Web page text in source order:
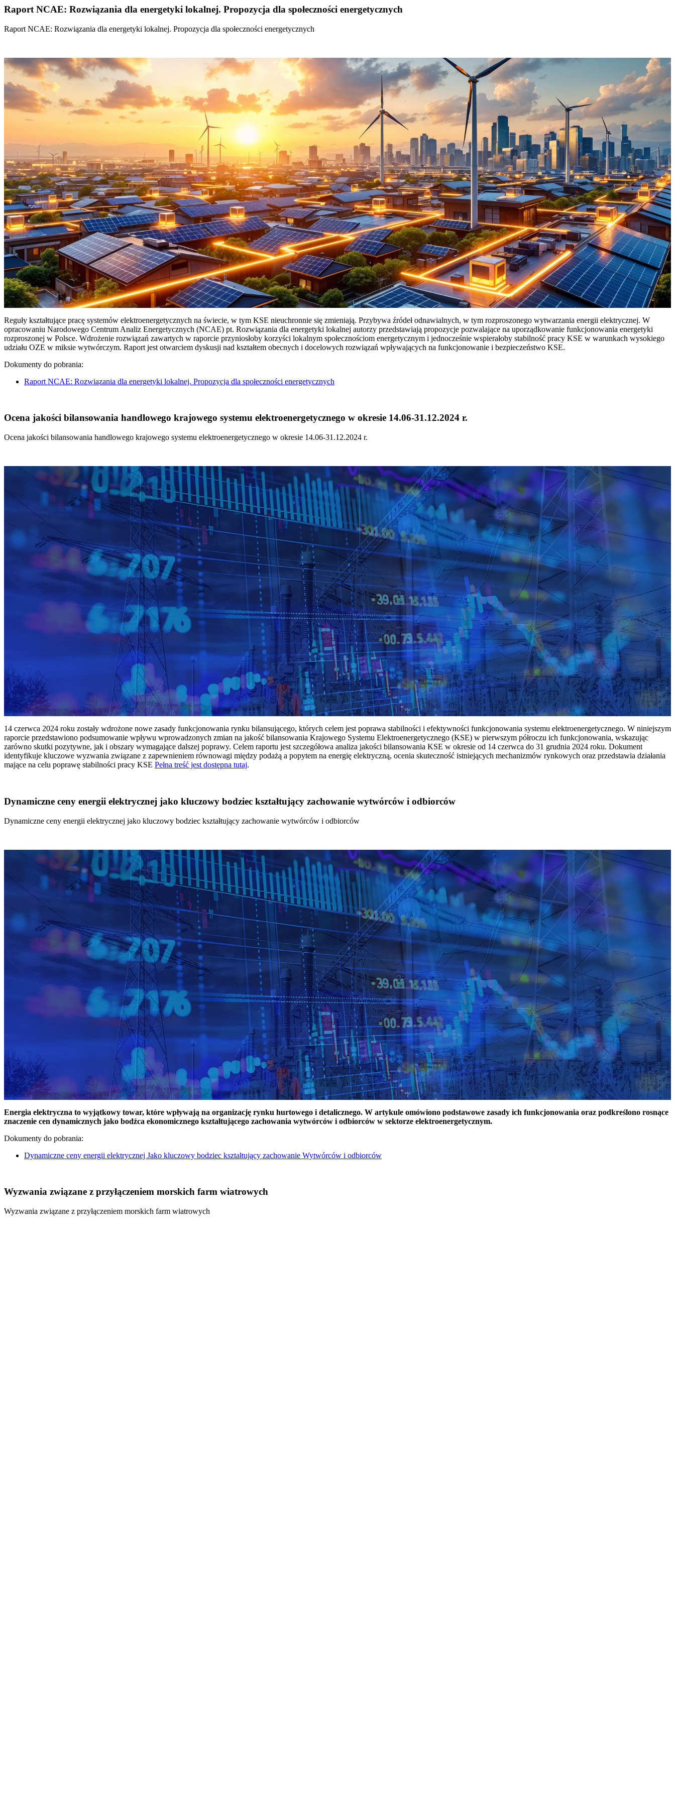
Raport NCAE: Rozwiązania dla energetyki lokalnej. Propozycja dla społeczności energetycznych
Raport NCAE: Rozwiązania dla energetyki lokalnej. Propozycja dla społeczności energetycznych
Reguły kształtujące pracę systemów elektroenergetycznych na świecie, w tym KSE nieuchronnie się zmieniają. Przybywa źródeł odnawialnych, w tym rozproszonego wytwarzania energii elektrycznej. W
opracowaniu Narodowego Centrum Analiz Energetycznych (NCAE) pt. Rozwiązania dla energetyki lokalnej autorzy przedstawiają propozycje pozwalające na uporządkowanie funkcjonowania energetyki
rozproszonej w Polsce. Wdrożenie rozwiązań zawartych w raporcie przyniosłoby korzyści lokalnym społecznościom energetycznym i jednocześnie wspierałoby stabilność pracy KSE w warunkach wysokiego
udziału OZE w miksie wytwórczym. Raport jest otwarciem dyskusji nad kształtem obecnych i docelowych rozwiązań wpływających na funkcjonowanie i bezpieczeństwo KSE.
Dokumenty do pobrania:
Raport NCAE: Rozwiązania dla energetyki lokalnej. Propozycja dla społeczności energetycznych
Ocena jakości bilansowania handlowego krajowego systemu elektroenergetycznego w okresie 14.06-31.12.2024 r.
Ocena jakości bilansowania handlowego krajowego systemu elektroenergetycznego w okresie 14.06-31.12.2024 r.
14 czerwca 2024 roku zostały wdrożone nowe zasady funkcjonowania rynku bilansującego, których celem jest poprawa stabilności i efektywności funkcjonowania systemu elektroenergetycznego. W niniejszym
raporcie przedstawiono podsumowanie wpływu wprowadzonych zmian na jakość bilansowania Krajowego Systemu Elektroenergetycznego (KSE) w pierwszym półroczu ich funkcjonowania, wskazując
zarówno skutki pozytywne, jak i obszary wymagające dalszej poprawy. Celem raportu jest szczegółowa analiza jakości bilansowania KSE w okresie od 14 czerwca do 31 grudnia 2024 roku. Dokument
identyfikuje kluczowe wyzwania związane z zapewnieniem równowagi między podażą a popytem na energię elektryczną, ocenia skuteczność istniejących mechanizmów rynkowych oraz przedstawia działania
mające na celu poprawę stabilności pracy KSE Pełna treść jest dostępna tutaj.
Dynamiczne ceny energii elektrycznej jako kluczowy bodziec kształtujący zachowanie wytwórców i odbiorców
Dynamiczne ceny energii elektrycznej jako kluczowy bodziec kształtujący zachowanie wytwórców i odbiorców
Energia elektryczna to wyjątkowy towar, które wpływają na organizację rynku hurtowego i detalicznego. W artykule omówiono podstawowe zasady ich funkcjonowania oraz podkreślono rosnące
znaczenie cen dynamicznych jako bodźca ekonomicznego kształtującego zachowania wytwórców i odbiorców w sektorze elektroenergetycznym.
Dokumenty do pobrania:
Dynamiczne ceny energii elektrycznej Jako kluczowy bodziec kształtujący zachowanie Wytwórców i odbiorców
Wyzwania związane z przyłączeniem morskich farm wiatrowych
Wyzwania związane z przyłączeniem morskich farm wiatrowych